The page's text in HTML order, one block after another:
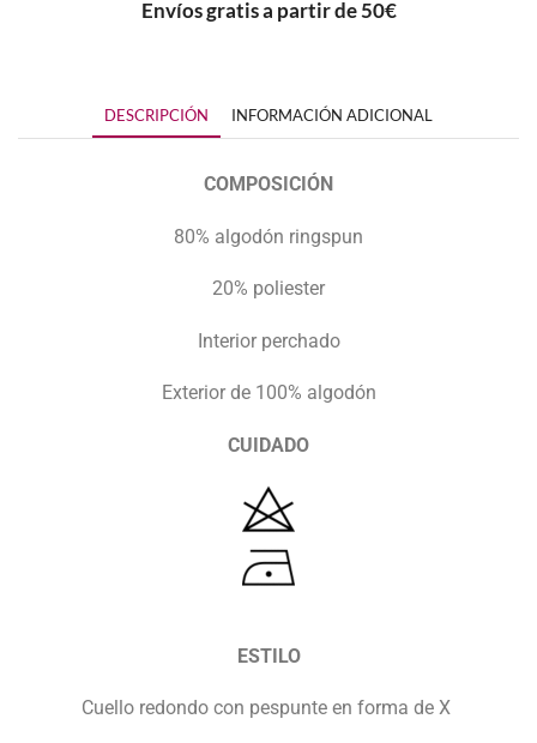
Envíos gratis a partir de 50€
DESCRIPCIÓN INFORMACIÓN ADICIONAL
COMPOSICIÓN
80% algodón ringspun
20% poliester
Interior perchado
Exterior de 100% algodón
CUIDADO
ESTILO
Cuello redondo con pespunte en forma de X